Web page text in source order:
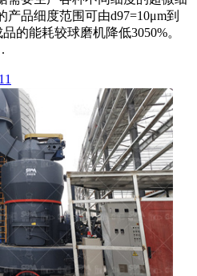
品细度范围可由d97=10μm到
的能耗较球磨机降低3050%。